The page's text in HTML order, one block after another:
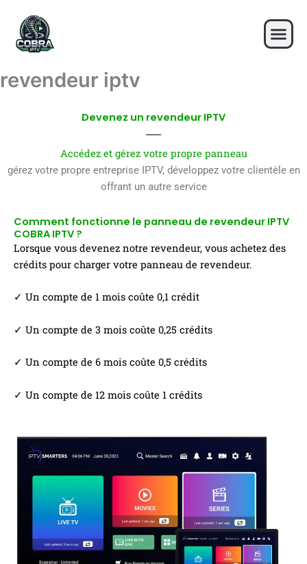
content
revendeur iptv
Devenez un revendeur IPTV
Accédez et gérez votre propre panneau
gérez votre propre entreprise IPTV, développez votre clientèle en
offrant un autre service
Comment fonctionne le panneau de revendeur IPTV
COBRA IPTV ?
Lorsque vous devenez notre revendeur, vous achetez des
crédits pour charger votre panneau de revendeur.
✓ Un compte de 1 mois coûte 0,1 crédit
✓ Un compte de 3 mois coûte 0,25 crédits
✓ Un compte de 6 mois coûte 0,5 crédits
✓ Un compte de 12 mois coûte 1 crédits